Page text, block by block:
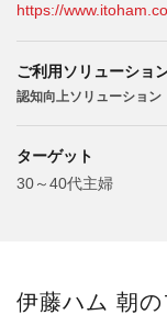
https://
ご利用ソリューショ
認知向上ソリューション
ターゲット
30～40代主婦
伊藤ハム 朝